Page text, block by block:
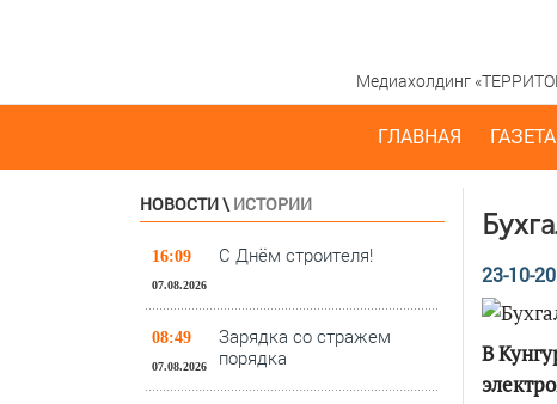
Медиахолдинг
ГЛАВНАЯ ГАЗЕТА
НОВОСТИ\ ИСТОРИИ
16:09
07.08.2026
С Днём строителя!
08:49
07.08.2026
Зарядка со стражем
порядка
23-10-
В